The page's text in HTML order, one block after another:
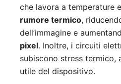
che lavora a temperature
rumore termico,
dell’immagine e
pixel. Inoltre, i circuiti
subiscono stress termico,
utile del dispositivo.